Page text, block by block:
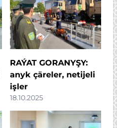
RAÝAT GORANYŞY:
anyk çäreler, netijeli
işler
18.10.2025